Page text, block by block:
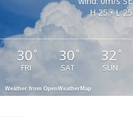
H 25 • L 25
30 °
FRI
30°
SAT
32 °
SUN
Weather from OpenWeatherMap